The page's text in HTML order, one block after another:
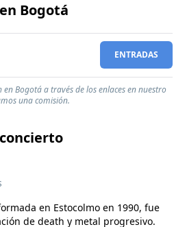
Bogotá
ENTRADAS
Bogotá a través de los enlaces en nuestro
una comisión.
en Estocolmo en 1990, fue
de death y metal progresivo.